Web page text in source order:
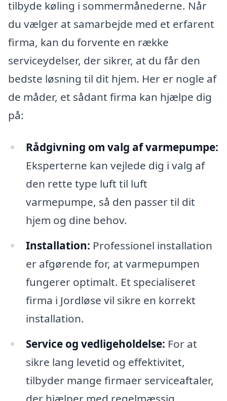
tilbyde køling i sommermånederne. Når
du vælger at samarbejde med et erfarent
firma, kan du forvente en række
serviceydelser, der sikrer, at du får den
bedste løsning til dit hjem. Her er nogle af
de måder, et sådant firma kan hjælpe dig
på:
Rådgivning om valg af varmepumpe:
Eksperterne kan vejlede dig i valg af
den rette type luft til luft
varmepumpe, så den passer til dit
hjem og dine behov.
Installation: Professionel installation
er afgørende for, at varmepumpen
fungerer optimalt. Et specialiseret
firma i Jordløse vil sikre en korrekt
installation.
Service og vedligeholdelse: For at
sikre lang levetid og effektivitet,
tilbyder mange firmaer serviceaftaler,